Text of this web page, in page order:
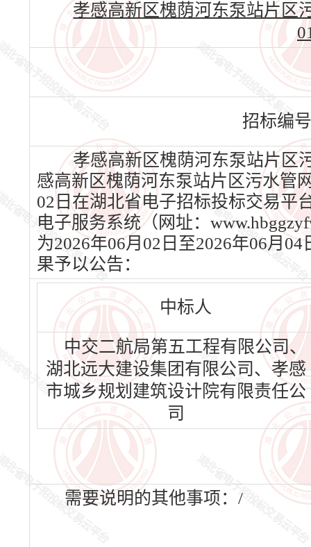
孝感高新区槐荫河东泵站片区
招标编
孝感高新区槐荫河东泵站片区
感高新区槐荫河东泵站片区污水管
02日在湖北省电子招标投标交易平
电子服务系统（网址：
为2026年06月02日至2026年06月
果予以公告：
中标人
中交二航局第五工程有限公司、
湖北远大建设集团有限公司、孝感
市城乡规划建筑设计院有限责任公
司
需要说明的其他事项：/